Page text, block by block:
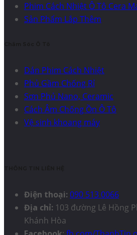
Phim Cách Nhiệt Ô Tô Cera
Sản Phẩm Lắp Thêm
Dán Phim Cách Nhiệt
Phủ Gầm Chống Rỉ
Sơn Phủ Nano, Ceramic
Cách Âm Chống Ồn Ô Tô
Vệ sinh khoang máy
Điện thoại: 090 513 0066
Địa chỉ: 103 đường Lê Hồng
Khánh Hòa